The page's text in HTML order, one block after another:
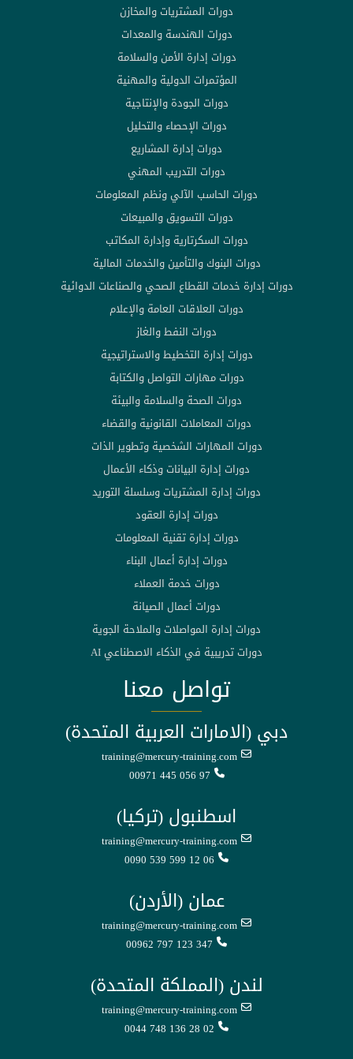
دورات المشتريات والمخازن
دورات الهندسة والمعدات
دورات إدارة الأمن والسلامة
المؤتمرات الدولية والمهنية
دورات الجودة والإنتاجية
دورات الإحصاء والتحليل
دورات إدارة المشاريع
دورات التدريب المهني
دورات الحاسب الآلي ونظم المعلومات
دورات التسويق والمبيعات
دورات السكرتارية وإدارة المكاتب
دورات البنوك والتأمين والخدمات المالية
دورات إدارة خدمات القطاع الصحي والصناعات الدوائية
دورات العلاقات العامة والإعلام
دورات النفط والغاز
دورات إدارة التخطيط والاستراتيجية
دورات مهارات التواصل والكتابة
دورات الصحة والسلامة والبيئة
دورات المعاملات القانونية والقضاء
دورات المهارات الشخصية وتطوير الذات
دورات إدارة البيانات وذكاء الأعمال
دورات إدارة المشتريات وسلسلة التوريد
دورات إدارة العقود
دورات إدارة تقنية المعلومات
دورات إدارة أعمال البناء
دورات خدمة العملاء
دورات أعمال الصيانة
دورات إدارة المواصلات والملاحة الجوية
دورات تدريبية في الذكاء الاصطناعي AI
تواصل معنا
دبي (الامارات العربية المتحدة)
training@mercury-training.com
00971 445 056 97
اسطنبول (تركيا)
training@mercury-training.com
0090 539 599 12 06
عمان (الأردن)
training@mercury-training.com
00962 797 123 347
لندن (المملكة المتحدة)
training@mercury-training.com
0044 748 136 28 02